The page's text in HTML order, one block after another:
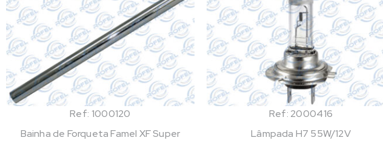
Ref: 1000120
Bainha de Forqueta Famel XF Super
Ref: 2000416
Lâmpada H7 55W/12V